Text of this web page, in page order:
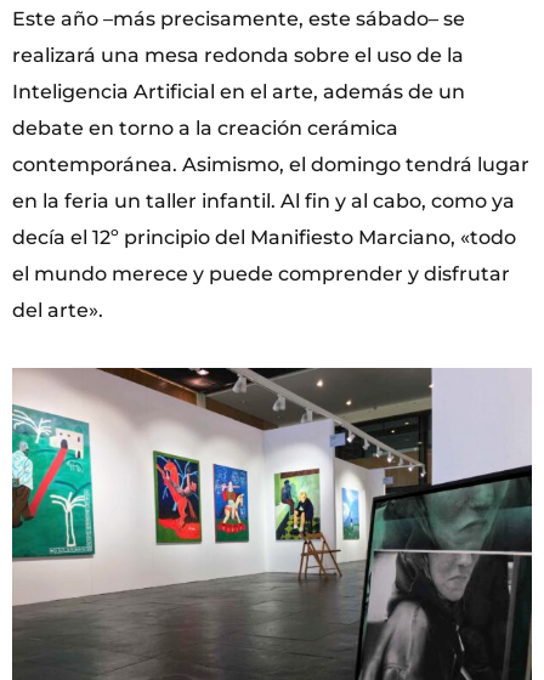
Este año –más precisamente, este sábado– se
realizará una mesa redonda sobre el uso de la
Inteligencia Artificial en el arte, además de un
debate en torno a la creación cerámica
contemporánea. Asimismo, el domingo tendrá lugar
en la feria un taller infantil. Al fin y al cabo, como ya
decía el 12º principio del Manifiesto Marciano, «todo
el mundo merece y puede comprender y disfrutar
del arte».